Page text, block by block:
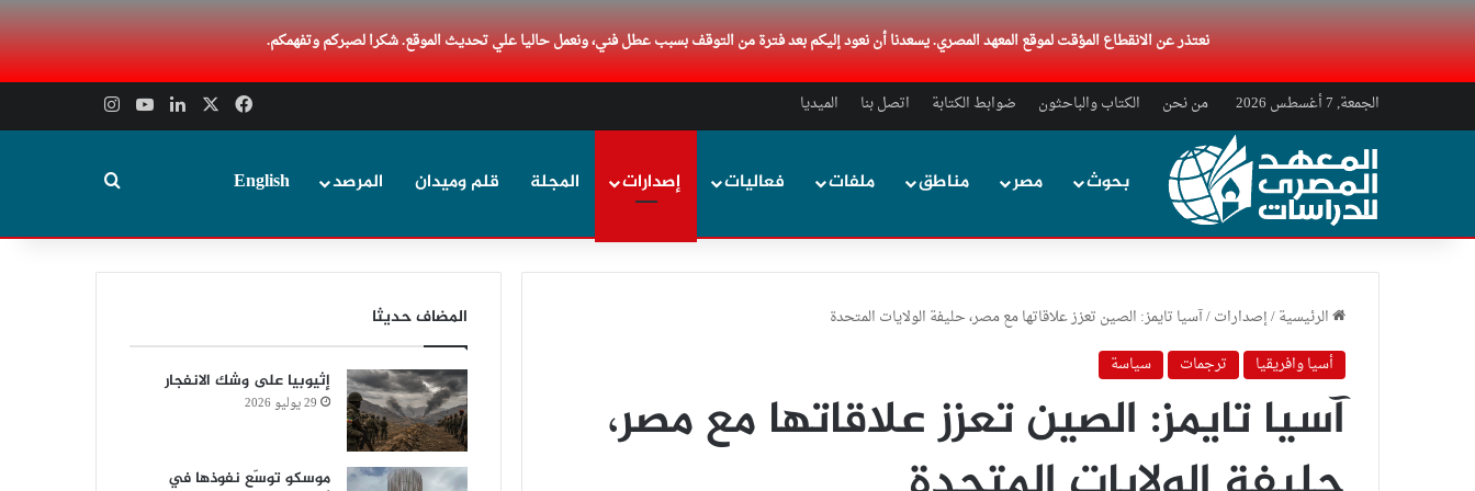
نعتذر عن الانقطاع المؤقت لموقع المعهد المصري. يسعدنا أن نعود إليكم بعد فترة من التوقف بسبب عطل فني، ونعمل حاليا علي تحديث الموقع. شكرا لصبركم وتفهمكم.
الجمعة, 7 أغسطس 2026 من نحن الكتاب والباحثون ضوابط الكتابة اتصل بنا الميديا فيسبوك لينكدإن‫YouTubeانستقرام
بحوث مصر مناطق ملفات فعاليات إصدارات المجلة قلم وميدان المرصد English بحث عن
الرئيسية/إصدارات/آسيا تايمز: الصين تعزز علاقاتها مع مصر، حليفة الولايات المتحدة
أسيا وافريقيا
ترجمات سياسة
آسيا تايمز: الصين تعزز علاقاتها مع مصر،
المضاف حديثا
إثيوبيا على وشك الانفجار
29 يوليو 2026
موسكو توسّع نفوذها في